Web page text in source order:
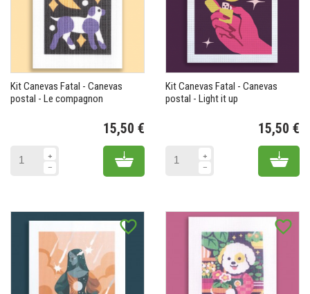
Kit Canevas Fatal - Canevas
postal - Le compagnon
15,50 €
Add to cart
Kit Canevas Fatal - Canevas
postal - Light it up
15,50 €
Add
favorite_border favorite_border